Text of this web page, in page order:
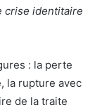
crise identitaire
: la perte
la rupture avec
de la traite